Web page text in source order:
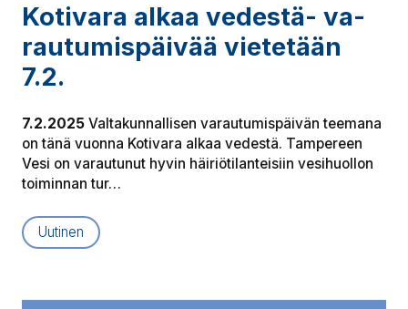
Kotivara alkaa vedestä- va­
rau­tu­mis­päi­vää vietetään
7.2.
7.2.2025 Valtakunnallisen varautumispäivän teemana
on tänä vuonna Kotivara alkaa vedestä. Tampereen
Vesi on varautunut hyvin häiriötilanteisiin vesihuollon
toiminnan tur…
Uutinen